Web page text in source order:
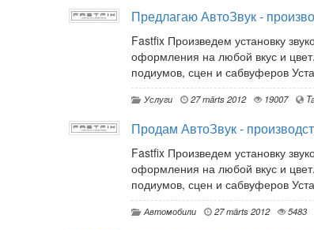
Предлагаю АвтоЗвук -
Fastfix Произведем установку
оформления на любой вкус и
подиумов, сцен и сабвуферов
Услуги 27 märts 2012 19007
Продам АвтоЗвук -
Fastfix Произведем установку
оформления на любой вкус и
подиумов, сцен и сабвуферов
Автомобили 27 märts 2012 5483